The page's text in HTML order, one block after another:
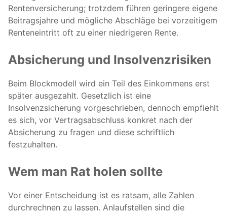
Rentenversicherung; trotzdem führen geringere eigene
Beitragsjahre und mögliche Abschläge bei vorzeitigem
Renteneintritt oft zu einer niedrigeren Rente.
Absicherung und Insolvenzrisiken
Beim Blockmodell wird ein Teil des Einkommens erst
später ausgezahlt. Gesetzlich ist eine
Insolvenzsicherung vorgeschrieben, dennoch empfiehlt
es sich, vor Vertragsabschluss konkret nach der
Absicherung zu fragen und diese schriftlich
festzuhalten.
Wem man Rat holen sollte
Vor einer Entscheidung ist es ratsam, alle Zahlen
durchrechnen zu lassen. Anlaufstellen sind die